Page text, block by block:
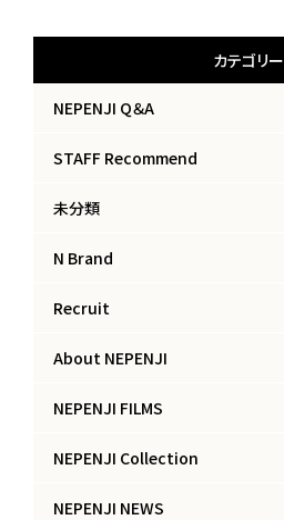
カテゴリー
NEPENJI Q＆A
STAFF Recommend
未分類
N Brand
Recruit
About NEPENJI
NEPENJI FILMS
NEPENJI Collection
NEPENJI NEWS